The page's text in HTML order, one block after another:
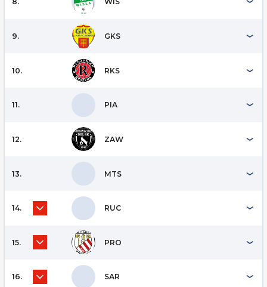
9. GKS
10. RKS
11. PIA
12. ZAW
13. MTS
14. RUC
15. PRO
16. SAR